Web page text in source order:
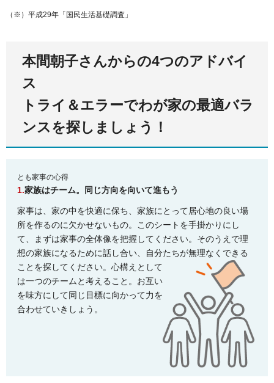
（※）平成29年「国民生活基礎調査」
本間朝子さんからの4つのアドバイ
ス
トライ＆エラーでわが家の最適バラ
ンスを探しましょう！
とも家事の心得
1.家族はチーム。同じ方向を向いて進もう
家事は、家の中を快適に保ち、家族にとって居心地の良い場
所を作るのに欠かせないもの。このシートを手掛かりにし
て、まずは家事の全体像を把握してください。そのうえで理
想の家族になるために話し合い、自分たちが無理なくできる
ことを探してください。 心構えとして
は一つのチームと考えること。お互い
を味方にして同じ目標に向かって力を
合わせていきしょう。